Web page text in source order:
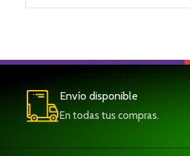
Envío disponible
En todas tus compras.